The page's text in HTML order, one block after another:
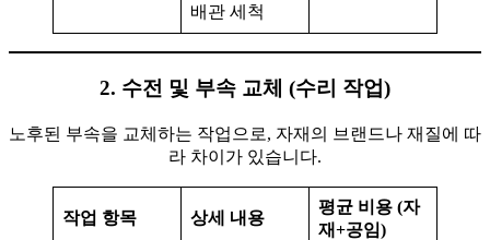
배관 세척
2. 수전 및 부속 교체 (수리 작업)
노후된 부속을 교체하는 작업으로, 자재의 브랜드나 재질에 따
라 차이가 있습니다.
작업 항목 상세 내용
평균 비용 (자
재+공임)